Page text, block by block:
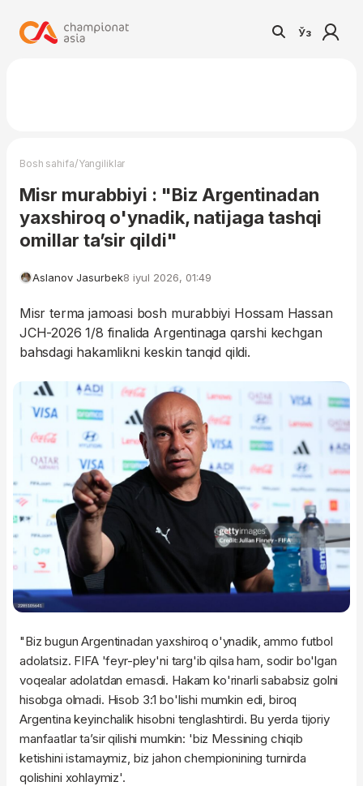
Ўз
Bosh sahifa/Yangiliklar
Misr murabbiyi : "Biz Argentinadan
yaxshiroq o'ynadik, natijaga tashqi
omillar ta’sir qildi"
Aslanov Jasurbek8 iyul 2026, 01:49
Misr terma jamoasi bosh murabbiyi Hossam Hassan
JCH-2026 1/8 finalida Argentinaga qarshi kechgan
bahsdagi hakamlikni keskin tanqid qildi.
"Biz bugun Argentinadan yaxshiroq o'ynadik, ammo futbol
adolatsiz. FIFA 'feyr-pley'ni targ'ib qilsa ham, sodir bo'lgan
voqealar adolatdan emasdi. Hakam ko'rinarli sababsiz golni
hisobga olmadi. Hisob 3:1 bo'lishi mumkin edi, biroq
Argentina keyinchalik hisobni tenglashtirdi. Bu yerda tijoriy
manfaatlar ta’sir qilishi mumkin: 'biz Messining chiqib
ketishini istamaymiz, biz jahon chempionining turnirda
qolishini xohlaymiz'.